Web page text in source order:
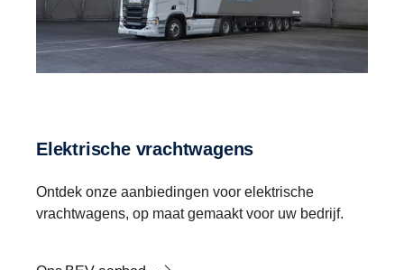
Elektrische vrachtwagens
Ontdek onze aanbiedingen voor elektrische
vrachtwagens, op maat gemaakt voor uw bedrijf.